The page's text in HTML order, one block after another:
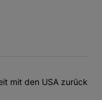
kommentierten
im Handelsstreit
mit den USA zurück